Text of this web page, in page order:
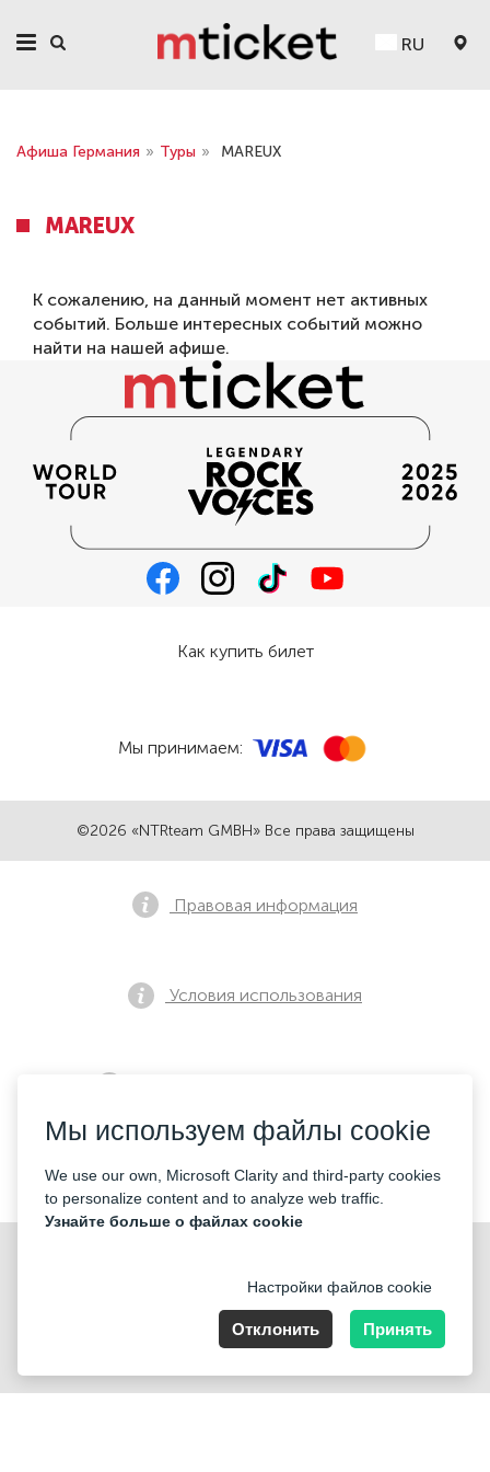
RU
Афиша Германия » Туры » MAREUX
MAREUX
К сожалению, на данный момент нет активных
событий. Больше интересных событий можно
найти на нашей афише.
©2026 «NTRteam GMBH» Все права защищены
Как купить билет
Мы принимаем:
Правовая информация
Условия использования
Контакты
Nummer der Firma: 40221 Düsseldorf, Registered address:
Мы используем файлы cookie
We use our own, Microsoft Clarity and third-party cookies
to personalize content and to analyze web traffic.
Узнайте больше о файлах cookie
Настройки файлов cookie
Отклонить Принять